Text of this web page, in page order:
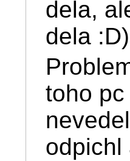
dela,
dela :D)
toho